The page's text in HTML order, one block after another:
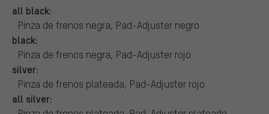
all black:
Pinza de frenos negra, Pad-Adjuster negro
black:
Pinza de frenos negra, Pad-Adjuster rojo
silver:
Pinza de frenos plateada, Pad-Adjuster rojo
all silver: